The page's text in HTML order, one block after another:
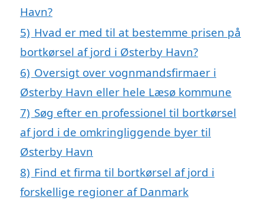
Havn?
5) Hvad er med til at bestemme prisen på
bortkørsel af jord i Østerby Havn?
6) Oversigt over vognmandsfirmaer i
Østerby Havn eller hele Læsø kommune
7) Søg efter en professionel til bortkørsel
af jord i de omkringliggende byer til
Østerby Havn
8) Find et firma til bortkørsel af jord i
forskellige regioner af Danmark